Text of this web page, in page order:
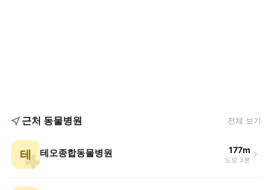
근처 동물병원 전체 보기
테 테오종합동물병원 177m
도보 3분